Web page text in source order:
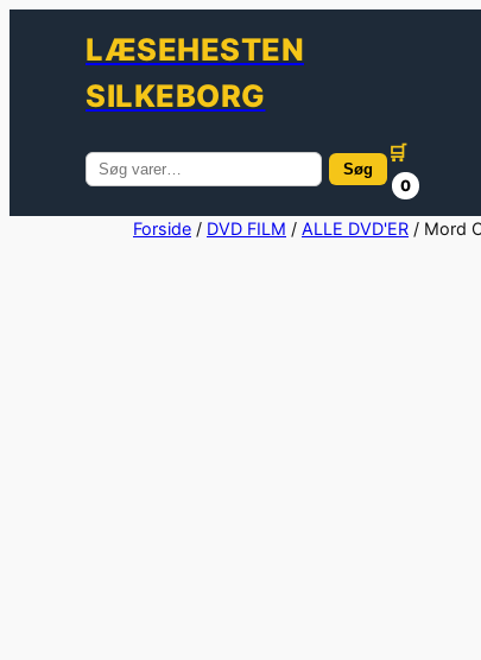
LÆSEHESTEN
SILKEBORG
Søg
efter:
Søg
🛒
0
Forside / DVD FILM / ALLE DVD'ER / Mord